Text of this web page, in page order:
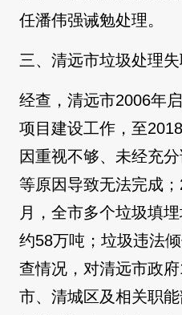
任潘伟强诫勉处理。
三、清远市垃圾处理
经查，清远市2006年
项目建设工作，至
因重视不够、未经充
等原因导致无法完成
月，全市多个垃圾填
约58万吨；垃圾违法
查情况，对清远市政
市、清城区及相关职